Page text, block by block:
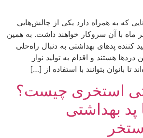
که به همراه دارد یکی از چالش‌هایی
ماه با آن سروکار خواهند داشت. به همین
پدهای بهداشتی به دنبال راه‌حلی
دردها هستند و اقدام به تولید نوار
تا بانوان بتوانند با استفاده از […]
استخری چیست؟
پد بهداشتی